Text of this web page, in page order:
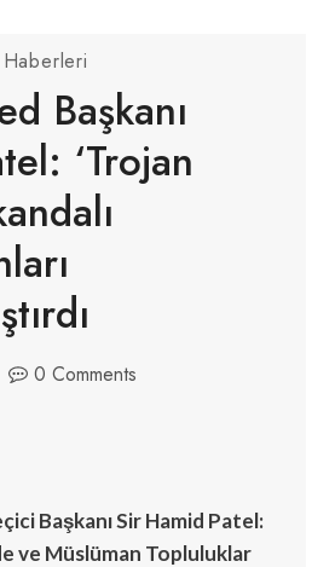
Başkanı
‘Trojan
0 Comments
Başkanı Sir Hamid Patel:
ve Müslüman Topluluklar